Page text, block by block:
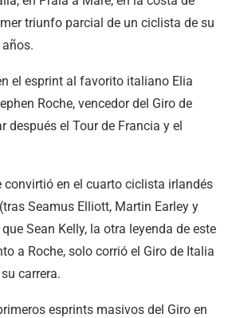
triunfo parcial de un ciclista de su
el esprint al favorito italiano Elia
Roche, vencedor del Giro de
después el Tour de Francia y el
convirtió en el cuarto ciclista irlandés
Seamus Elliott, Martin Earley y
Sean Kelly, la otra leyenda de este
a Roche, solo corrió el Giro de Italia
carrera.
esprints masivos del Giro en